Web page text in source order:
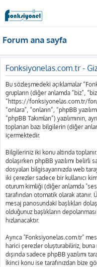
Forum ana sayfa
Fonksiyonelas.com.tr -
Bu sözleşmedeki açıklamalar
grupların (diğer anlamda “biz”,
“https://fonksiyonelas.com.tr/
“onlara”, “onların”, “phpBB
“phpBB Takımları”) yazılımının,
toplanan bazı bilgilerin (diğer
içermektedir.
Bilgileriniz iki konu altında
dolaşırken phpBB yazılımı belirli
dosyaları bilgisayarınızda web
iki çerezler sadece bir kullanıcı
oturum kimliği (diğer anlamda
tarafından otomatik olarak
mesaj panosundaki başlıkları
olduğunuz başlıkların
hızlanacaktır.
Ayrıca "Fonksiyonelas.com.tr"
harici çerezler oluşturabiliriz,
dışında sadece phpBB yazılımı
İkinci konu ise tarafınızdan bize